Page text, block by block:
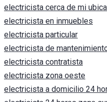
electricista cerca de mi
electricista en inmuebles
electricista particular
electricista de
electricista contratista
electricista zona oeste
electricista a domicilio 24